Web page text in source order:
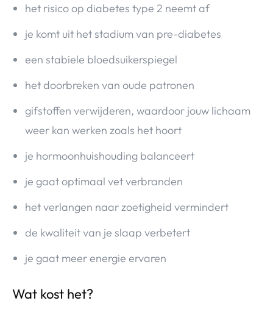
het risico op diabetes type 2 neemt af
je komt uit het stadium van pre-diabetes
een stabiele bloedsuikerspiegel
het doorbreken van oude patronen
gifstoffen verwijderen, waardoor jouw lichaam
weer kan werken zoals het hoort
je hormoonhuishouding balanceert
je gaat optimaal vet verbranden
het verlangen naar zoetigheid vermindert
de kwaliteit van je slaap verbetert
je gaat meer energie ervaren
Wat kost het?